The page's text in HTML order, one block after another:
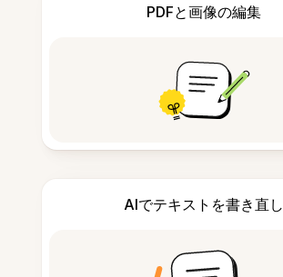
PDFと画像の編集
AIでテキストを書き直し